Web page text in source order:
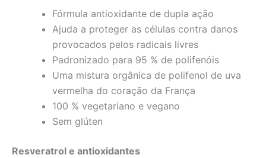
Fórmula antioxidante de dupla ação
Ajuda a proteger as células contra danos
provocados pelos radicais livres
Padronizado para 95 % de polifenóis
Uma mistura orgânica de polifenol de uva
vermelha do coração da França
100 % vegetariano e vegano
Sem glúten
Resveratrol e antioxidantes